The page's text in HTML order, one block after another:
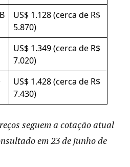
US$ 1.128 (cerca de R$
5.870)
US$ 1.349 (cerca de R$
7.020)
US$ 1.428 (cerca de R$
7.430)
seguem a cotação atual
em 23 de junho de